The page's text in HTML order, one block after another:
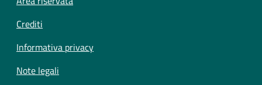
Crediti
Informativa privacy
Note legali